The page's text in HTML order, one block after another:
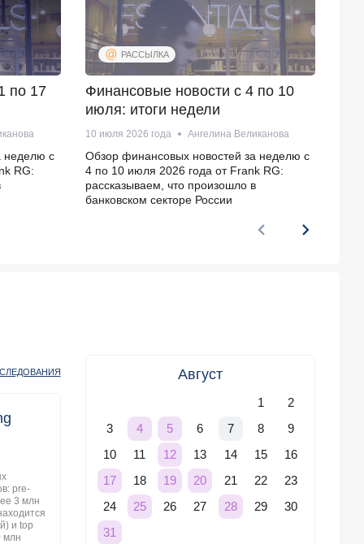
по 17
неделю с
RG:
РАССЫЛКА
Финансовые новости с 4 по 10
июля: итоги недели
10 июля 2026 года Ангелина Великанова
Обзор финансовых новостей за неделю с
4 по 10 июля 2026 года от Frank RG:
рассказываем, что произошло в
банковском секторе России
pre-
3 млн
и top
млн
Клиентский опыт в
Premium banking 2026
Исследование клиентского опыта с
участием сотрудников банка проводится
методом тайных покупок («Mystery
shopping») и охватывает весь путь клиента
от оформления до закрытия премиального
пакета услуг, включая премиальное
обслуживание. Итогом исследования
Август
1
2
3
4 5 6 7 8
9
10
11 12 13 14 15
16
17
18 19 20 21 22
23
24
25 26 27 28 29
30
31